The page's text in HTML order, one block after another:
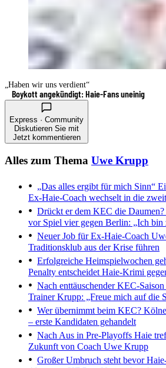
„Haben wir uns verdient“
Boykott angekündigt: Haie-Fans uneinig
Express · Community
Diskutieren Sie mit
Jetzt kommentieren
Alles zum Thema Uwe Krupp
„Das alles ergibt für mich Sinn“
Ex-Haie-Coach wechselt in die
Drückt er dem KEC die Daumen?
vor Spiel vier gegen Berlin: „Ich bin
Neuer Job für Ex-Haie-Coach
Traditionsklub aus der Krise führen
Erfolgreiche Heimspielwochen
Penalty entscheidet Haie-Krimi
Nach enttäuschender KEC-Saison
Trainer Krupp: „Freue mich auf die
Wer übernimmt beim KEC?
– erste Kandidaten gehandelt
Nach Aus in Pre-Playoffs Haie
Zukunft von Coach Uwe Krupp
Großer Umbruch steht bevor